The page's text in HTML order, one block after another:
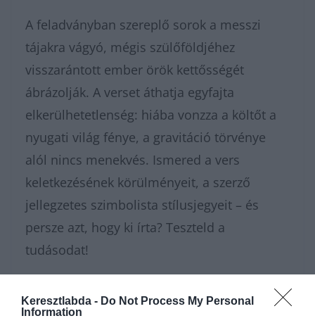
Keresztlabda - Do Not Process My Personal
Information
A feladványban szereplő sorok a messzi
tájakra vágyó, mégis szülőföldjéhez
visszarántott ember örök kettősségét
ábrázolják. A verset áthatja egyfajta
elkerülhetetlenség: hiába vonzza a költőt a
nyugati világ fénye, a gravitáció törvénye
alól nincs menekvés. Ismered a vers
keletkezésének körülményeit, a szerző
jellegzetes szimbolista stílusjegyeit – és
persze azt, hogy ki írta? Teszteld a
tudásodat!
amivel karbantarthatod az